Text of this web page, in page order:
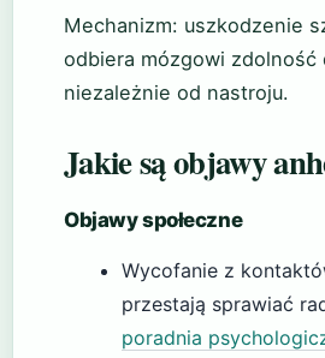
Mechanizm: uszkodzenie
odbiera mózgowi
niezależnie od nastroju.
Jakie są objawy
Objawy społeczne
Wycofanie z
przestają sprawiać
poradnia